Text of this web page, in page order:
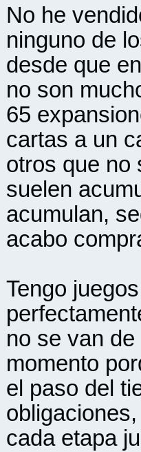
No he
ninguno de
desde que
no son
65
cartas a un
otros que no
suelen
acumulan,
acabo
Tengo
no se van
momento
el paso del
cada etapa